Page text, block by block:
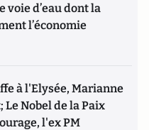
voie d’eau dont la
l’économie
à l'Elysée, Marianne
Nobel de la Paix
l'ex PM